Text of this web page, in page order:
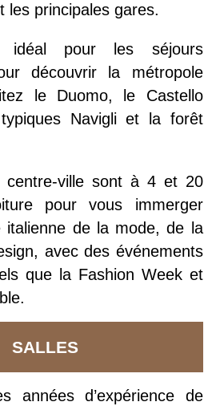
les principales gares.
idéal pour les séjours
découvrir la métropole
le Duomo, le Castello
Navigli et la forêt
centre-ville sont à 4 et 20
pour vous immerger
italienne de la mode, de la
avec des événements
que la Fashion Week et
SALLES
années d’expérience de